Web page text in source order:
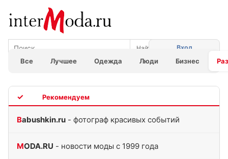
Все Лучшее Одежда Люди Бизнес
Вход
Babushkin.ru - фотограф красивых событий
MODA.RU - новости моды с 1999 года